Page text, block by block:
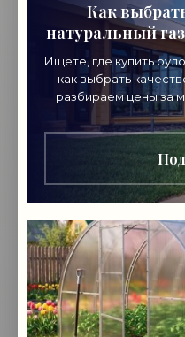
Как
натуральный
Ищете, где купить
как выбрать
разбираем цены за
почему стоит